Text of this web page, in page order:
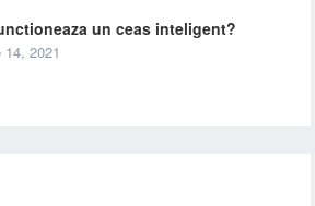
un ceas inteligent?
14, 2021